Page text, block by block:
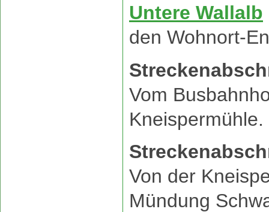
Untere Wallalb
den Wohnort-
Vom
Kneispermühle.
Von der
Mündung